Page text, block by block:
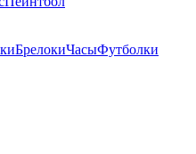
БрелокиЧасыФутболки